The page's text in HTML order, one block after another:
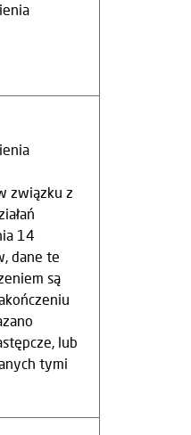
związku z
14
dane te
są
lub
tymi